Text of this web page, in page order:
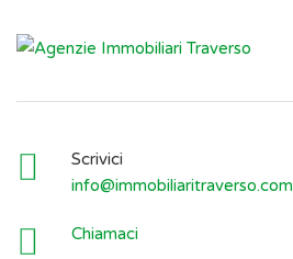
Scrivici
info@immobiliaritraverso.com
Chiamaci